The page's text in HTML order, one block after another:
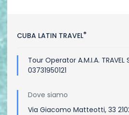
CUBA LATIN TRAVEL®
Tour Operator A.M.I.A. TRAVEL
03731950121
Dove siamo
Via Giacomo Matteotti, 33